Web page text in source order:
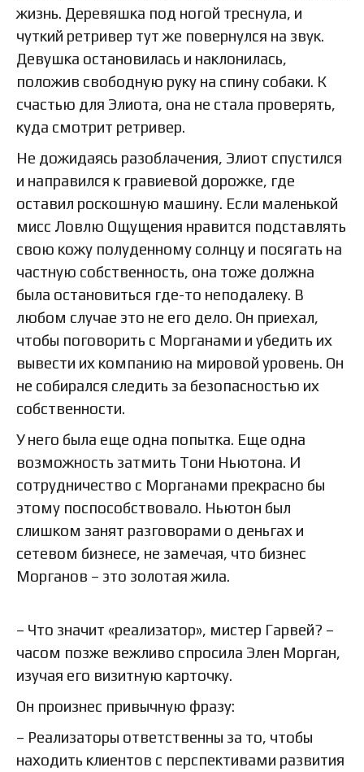
жизнь. Деревяшка под ногой треснула, и
чуткий ретривер тут же повернулся на звук.
Девушка остановилась и наклонилась,
положив свободную руку на спину собаки. К
счастью для Элиота, она не стала проверять,
куда смотрит ретривер.
Не дожидаясь разоблачения, Элиот спустился
и направился к гравиевой дорожке, где
оставил роскошную машину. Если маленькой
мисс Ловлю Ощущения нравится подставлять
свою кожу полуденному солнцу и посягать на
частную собственность, она тоже должна
была остановиться где-то неподалеку. В
любом случае это не его дело. Он приехал,
чтобы поговорить с Морганами и убедить их
вывести их компанию на мировой уровень. Он
не собирался следить за безопасностью их
собственности.
У него была еще одна попытка. Еще одна
возможность затмить Тони Ньютона. И
сотрудничество с Морганами прекрасно бы
этому поспособствовало. Ньютон был
слишком занят разговорами о деньгах и
сетевом бизнесе, не замечая, что бизнес
Морганов – это золотая жила.
– Что значит «реализатор», мистер Гарвей? –
часом позже вежливо спросила Элен Морган,
изучая его визитную карточку.
Он произнес привычную фразу:
– Реализаторы ответственны за то, чтобы
находить клиентов с перспективами развития